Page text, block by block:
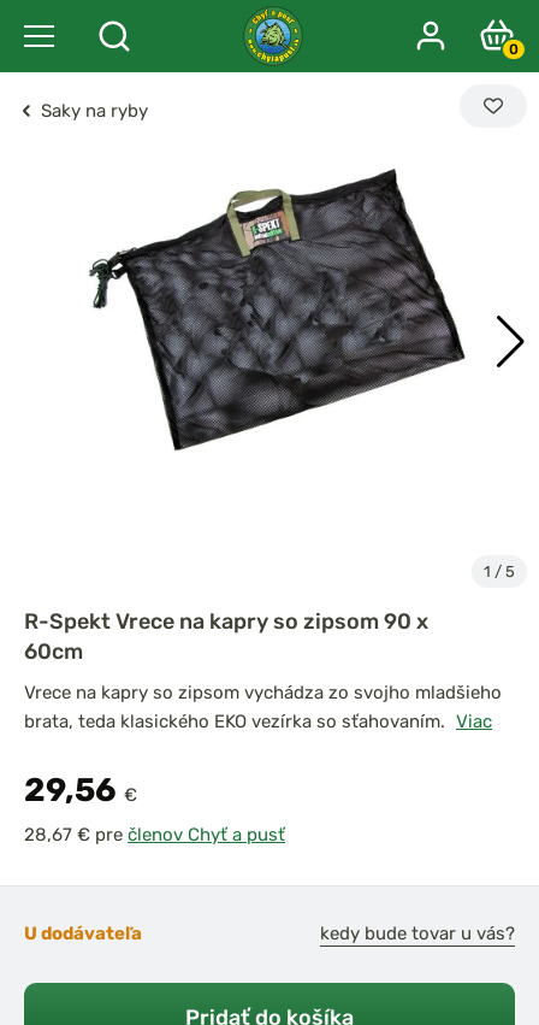
0
Saky na ryby
1 / 5
R-Spekt Vrece na kapry so zipsom 90 x
60cm
Vrece na kapry so zipsom vychádza zo svojho mladšieho
brata, teda klasického EKO vezírka so sťahovaním. Viac
29,56 €
pre členov Chyť a pusť
U dodávateľa kedy bude tovar u vás?
Pridať do košíka